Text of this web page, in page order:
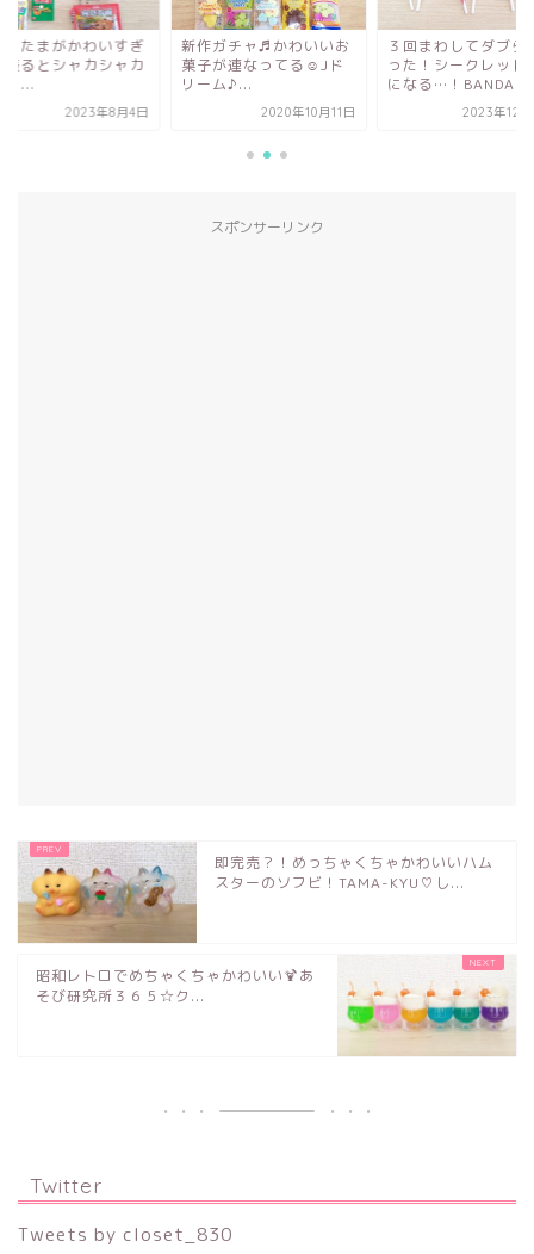
りたまがかわいすぎ
振るとシャカシャカ
🎵...
2023年8月4日
新作ガチャ♬かわいいお
菓子が連なってる☺Jド
リーム♪...
2020年10月11日
３回まわしてダブら
った！シークレット
になる…！BANDAI...
2023年12
スポンサーリンク
即完売？！めっちゃくちゃかわいいハム
スターのソフビ！TAMA-KYU♡し...
昭和レトロでめちゃくちゃかわいい🍹あ
そび研究所３６５☆ク...
Twitter
Tweets by closet_830